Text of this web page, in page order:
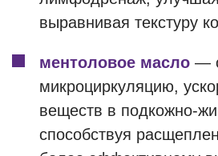
выравнивая текстуру
ментоловое масло —
микроциркуляцию,
веществ в подкожно-
способствуя